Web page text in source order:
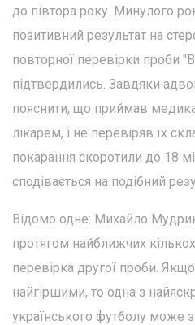
до півтора року. Минулого
позитивний результат на
повторної перевірки проби
підтвердились. Завдяки
пояснити, що приймав
лікарем, і не перевіряв їх
покарання скоротили до 18
сподівається на подібний
Відомо одне: Михайло
протягом найближчих
перевірка другої проби.
найгіршими, то одна з
українського футболу може